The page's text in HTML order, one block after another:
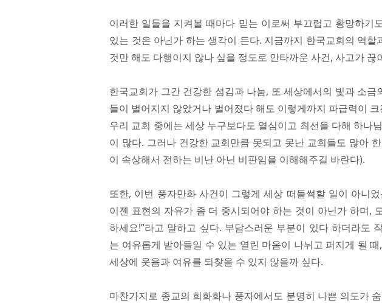
이러한 일들을 지켜볼 때마다 믿는 이로써 부끄럽고 황망하기
있는 것은 아닌가 하는 생각이 든다. 지금까지 한국교회의 역
것만 해도 다행이지 않나 싶을 정도로 안타까운 사건, 사고가 끊
한국교회가 그간 건강한 섬김과 나눔, 또 세상에서의 빛과 소
들이 벌어지지 않았거나 벌어졌다 해도 이렇게까지 파급력이
우리 교회 중에는 세상 누구보다도 열심이고 최선을 다해 하나
이 많다. 그러나 건강한 교회만큼 못되고 못난 교회들도 많아
이 속상해서 전하는 비난 아닌 비판임을 이해해주길 바란다).
또한, 이번 풍자만화 사건이 그렇게 세상 떠들썩할 일이 아니
이젠 표현의 자유가 좀 더 중시되어야 하는 것이 아닌가 하며,
하세요!”라고 말하고 싶다. 부담스러운 부분이 있다 하더라도
는 여유롭게 받아들일 수 있는 열린 마음이 나뉘고 퍼지게 될
세상에 웃음과 여유를 되찾을 수 있지 않을까 싶다.
마찬가지로 종교의 희화화나 풍자에서도 분명히 나쁜 의도가